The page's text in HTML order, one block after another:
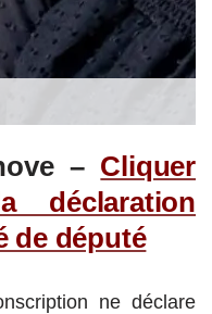
– Cliquer
déclaration
de député
ne déclare